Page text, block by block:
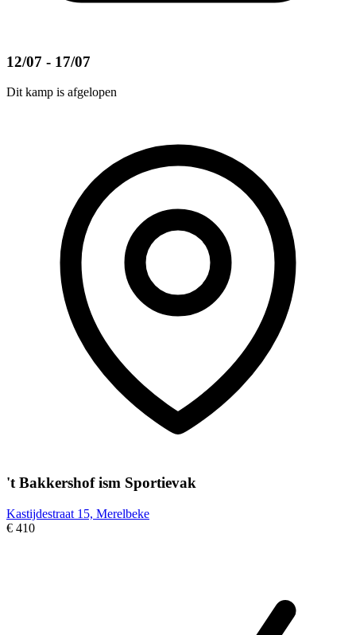
12/07 - 17/07
Dit kamp is afgelopen
't Bakkershof ism Sportievak
Kastijdestraat 15, Merelbeke
€ 410